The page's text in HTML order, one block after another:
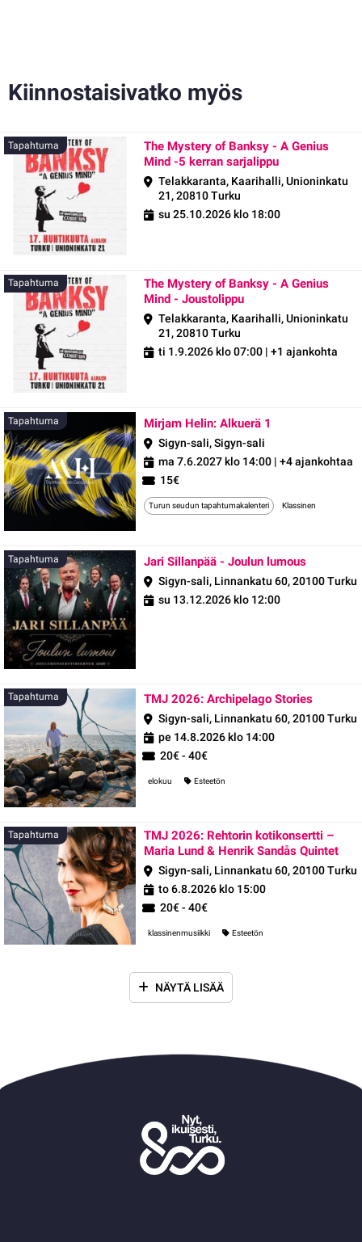
Kiinnostaisivatko myös
Tapahtuma
The Mystery of Banksy - A Genius
Mind -5 kerran sarjalippu
Telakkaranta, Kaarihalli, Unioninkatu
21, 20810 Turku
su 25.10.2026 klo 18:00
Tapahtuma
The Mystery of Banksy - A Genius
Mind - Joustolippu
Telakkaranta, Kaarihalli, Unioninkatu
21, 20810 Turku
ti 1.9.2026 klo 07:00 | +1 ajankohta
Tapahtuma Mirjam Helin: Alkuerä 1
Sigyn-sali, Sigyn-sali
ma 7.6.2027 klo 14:00 | +4 ajankohtaa
15€
Turun seudun tapahtumakalenteri Klassinen
Tapahtuma Jari Sillanpää - Joulun lumous
Sigyn-sali, Linnankatu 60, 20100 Turku
su 13.12.2026 klo 12:00
Tapahtuma TMJ 2026: Archipelago Stories
Sigyn-sali, Linnankatu 60, 20100 Turku
pe 14.8.2026 klo 14:00
20€ - 40€
elokuu Esteetön
Tapahtuma
TMJ 2026: Rehtorin kotikonsertti –
Maria Lund & Henrik Sandås Quintet
Sigyn-sali, Linnankatu 60, 20100 Turku
to 6.8.2026 klo 15:00
20€ - 40€
klassinenmusiikki Esteetön
NÄYTÄ LISÄÄ